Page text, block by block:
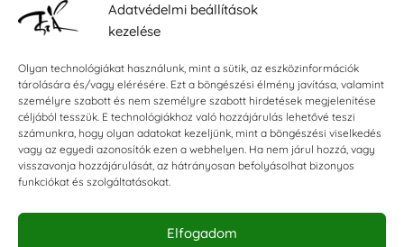
Adatvédelmi beállítások
kezelése
Olyan technológiákat használunk, mint a sütik, az eszközinformációk
tárolására és/vagy elérésére. Ezt a böngészési élmény javítása, valamint
személyre szabott és nem személyre szabott hirdetések megjelenítése
céljából tesszük. E technológiákhoz való hozzájárulás lehetővé teszi
számunkra, hogy olyan adatokat kezeljünk, mint a böngészési viselkedés
vagy az egyedi azonosítók ezen a webhelyen. Ha nem járul hozzá, vagy
visszavonja hozzájárulását, az hátrányosan befolyásolhat bizonyos
funkciókat és szolgáltatásokat.
Elfogadom
Általános szerződési feltételek
Impresszum
KAPCSOLAT
E-mail:shop@torokszilvi.com
Telefon: +36 30 6767872